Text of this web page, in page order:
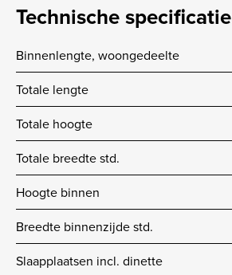
Technische specificatie
Binnenlengte, woongedeelte
Totale lengte
Totale hoogte
Totale breedte std.
Hoogte binnen
Breedte binnenzijde std.
Slaapplaatsen incl. dinette